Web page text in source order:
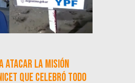
atacar la misión
que celebró todo